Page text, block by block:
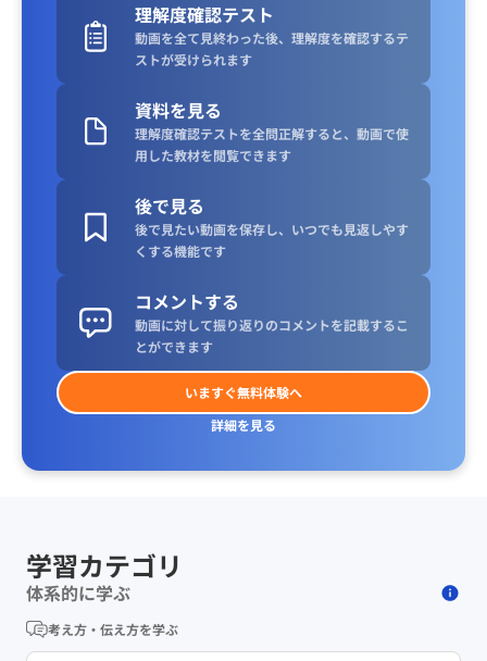
理解度確認テスト
動画を全て見終わった後、理解度を確認するテ
ストが受けられます
資料を見る
理解度確認テストを全問正解すると、動画で使
用した教材を閲覧できます
後で見る
後で見たい動画を保存し、いつでも見返しやす
くする機能です
コメントする
動画に対して振り返りのコメントを記載するこ
とができます
いますぐ無料体験へ
詳細を見る
学習カテゴリ
体系的に学ぶ
考え方・伝え方を学ぶ